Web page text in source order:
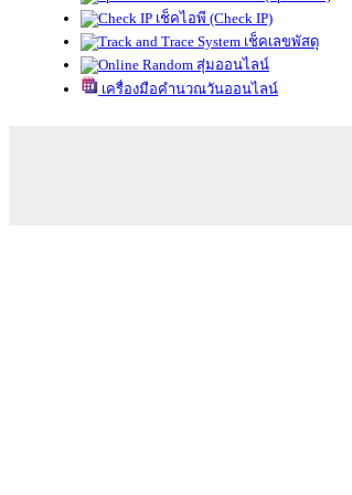
เช็คไอพี (Check IP)
เช็คเลขพัสดุ
สุ่มออนไลน์
เครื่องมือคำนวณวันออนไลน์